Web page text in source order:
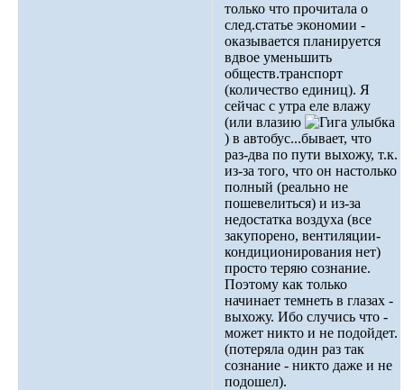
только что прочитала о
след.статье экономии -
оказывается планируется
вдвое уменьшить
обществ.транспорт
(количество единиц). Я
сейчас с утра еле влажу
(или влазию
) в автобус...бывает, что
раз-два по пути выхожу, т.к.
из-за того, что он настолько
полный (реально не
пошевелиться) и из-за
недостатка воздуха (все
закупорено, вентиляции-
кондиционирования нет)
просто теряю сознание.
Поэтому как только
начинает темнеть в глазах -
выхожу. Ибо случись что -
может никто и не подойдет.
(потеряла один раз так
сознание - никто даже и не
подошел).